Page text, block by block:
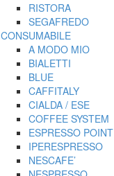
RISTORA
SEGAFREDO
CONSUMABILE
A MODO MIO
BIALETTI
BLUE
CAFFITALY
CIALDA / ESE
COFFEE SYSTEM
ESPRESSO POINT
IPERESPRESSO
NESCAFE’